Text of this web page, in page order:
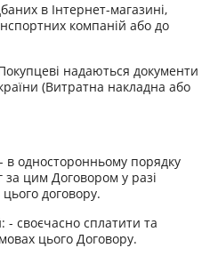
в Інтернет-магазині,
компаній або до
надаються документи
(Витратна накладна або
односторонньому порядку
цим Договором у разі
договору.
своєчасно сплатити та
цього Договору.